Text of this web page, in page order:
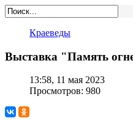
Краеведы
Выставка "Память
13:58, 11 мая 2023
Просмотров: 980